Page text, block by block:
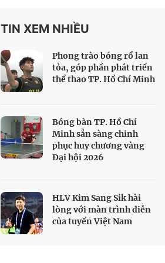
TIN XEM NHIỀU
Phong trào bóng rổ lan
tỏa, góp phần phát triển
thể thao TP. Hồ Chí Minh
Bóng bàn TP. Hồ Chí
Minh sẵn sàng chinh
phục huy chương vàng
Đại hội 2026
HLV Kim Sang Sik hài
lòng với màn trình diễn
của tuyển Việt Nam